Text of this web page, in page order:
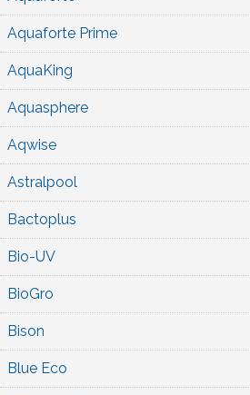
Aquaforte Prime
AquaKing
Aquasphere
Aqwise
Astralpool
Bactoplus
Bio-UV
BioGro
Bison
Blue Eco